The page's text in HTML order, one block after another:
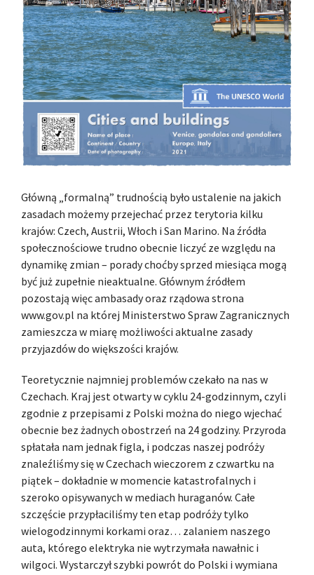
Główną „formalną” trudnością było ustalenie na jakich
zasadach możemy przejechać przez terytoria kilku
krajów: Czech, Austrii, Włoch i San Marino. Na źródła
społecznościowe trudno obecnie liczyć ze względu na
dynamikę zmian – porady choćby sprzed miesiąca mogą
być już zupełnie nieaktualne. Głównym źródłem
pozostają więc ambasady oraz rządowa strona
www.gov.pl na której Ministerstwo Spraw Zagranicznych
zamieszcza w miarę możliwości aktualne zasady
przyjazdów do większości krajów.
Teoretycznie najmniej problemów czekało na nas w
Czechach. Kraj jest otwarty w cyklu 24-godzinnym, czyli
zgodnie z przepisami z Polski można do niego wjechać
obecnie bez żadnych obostrzeń na 24 godziny. Przyroda
spłatała nam jednak figla, i podczas naszej podróży
znaleźliśmy się w Czechach wieczorem z czwartku na
piątek – dokładnie w momencie katastrofalnych i
szeroko opisywanych w mediach huraganów. Całe
szczęście przypłaciliśmy ten etap podróży tylko
wielogodzinnymi korkami oraz… zalaniem naszego
auta, którego elektryka nie wytrzymała nawałnic i
wilgoci. Wystarczył szybki powrót do Polski i wymiana